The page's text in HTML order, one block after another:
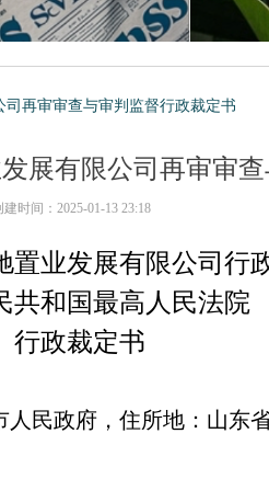
展有限公司再审审
置业发展有限公司行
共和国最高人民法院
行政裁定书
民政府，住所地：山东
再审审查与审判监督行政裁定书
建时间： 2025-01-13 23:18